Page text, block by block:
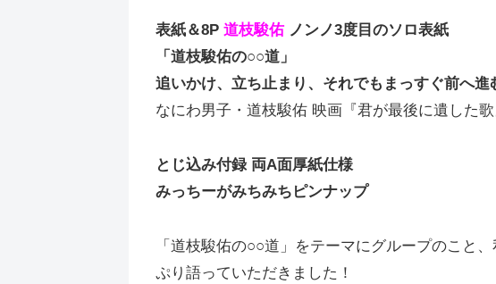
表紙＆8P 道枝駿佑ノンノ3度目のソロ表紙
「道枝駿佑の○○道」
追いかけ、立ち止まり、それでもまっすぐ前へ進
なにわ男子・道枝駿佑 映画『君が最後に遺した
とじ込み付録 両A面厚紙仕様
みっちーがみちみちピンナップ
「道枝駿佑の○○道」をテーマにグループのこと
ぷり語っていただきました！